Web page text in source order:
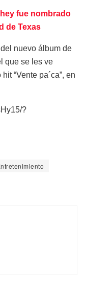
fue nombrado
de Texas
nuevo álbum de
que se les ve
“Vente pa´ca”, en
?